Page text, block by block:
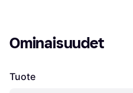
Ominaisuudet
Tuote